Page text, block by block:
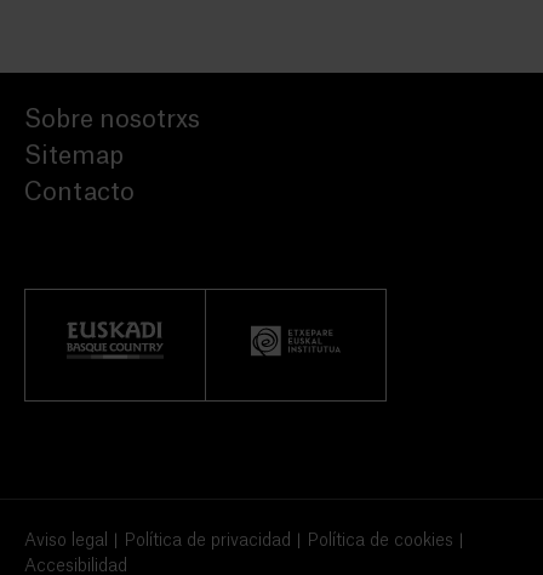
Sobre nosotrxs
Sitemap
Contacto
Aviso legal Política de privacidad
Política de cookies
Accesibilidad